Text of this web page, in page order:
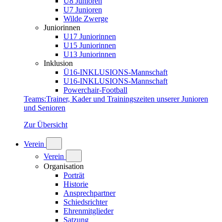
U7 Junioren
Wilde Zwerge
Juniorinnen
U17 Juniorinnen
U15 Juniorinnen
U13 Juniorinnen
Inklusion
Ü16-INKLUSIONS-Mannschaft
U16-INKLUSIONS-Mannschaft
Powerchair-Football
Teams:Trainer, Kader und Trainingszeiten unserer Junioren
und Senioren
Zur Übersicht
Verein
Verein
Organisation
Porträt
Historie
Ansprechpartner
Schiedsrichter
Ehrenmitglieder
Satzung